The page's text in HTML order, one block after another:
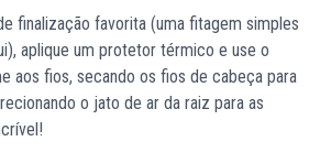
finalização favorita (uma fitagem simples
aplique um protetor térmico e use o
aos fios, secando os fios de cabeça para
o jato de ar da raiz para as